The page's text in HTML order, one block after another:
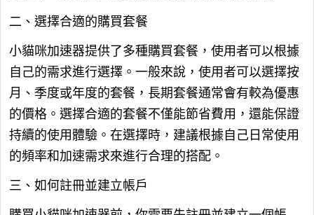
二、選擇合適的購買套餐
小貓咪加速器提供了多種購買套餐，使用者可以根據
自己的需求進行選擇。一般來說，使用者可以選擇按
月、季度或年度的套餐，長期套餐通常會有較為優惠
的價格。選擇合適的套餐不僅能節省費用，還能保證
持續的使用體驗。在選擇時，建議根據自己日常使用
的頻率和加速需求來進行合理的搭配。
三、如何註冊並建立帳戶